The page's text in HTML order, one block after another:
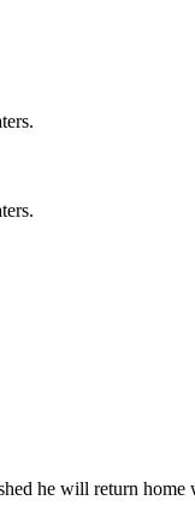
he will return